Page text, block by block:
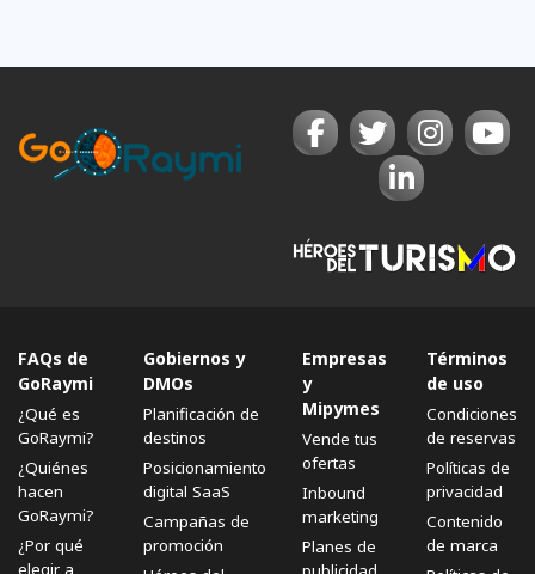
FAQs de
GoRaymi
¿Qué es
GoRaymi?
¿Quiénes
hacen
GoRaymi?
¿Por qué
elegir a
Gobiernos y
DMOs
Planificación de
destinos
Posicionamiento
digital SaaS
Campañas de
promoción
Empresas
y
Mipymes
Vende tus
ofertas
Inbound
marketing
Planes de
Términos
de uso
Condiciones
de reservas
Políticas de
privacidad
Contenido
de marca